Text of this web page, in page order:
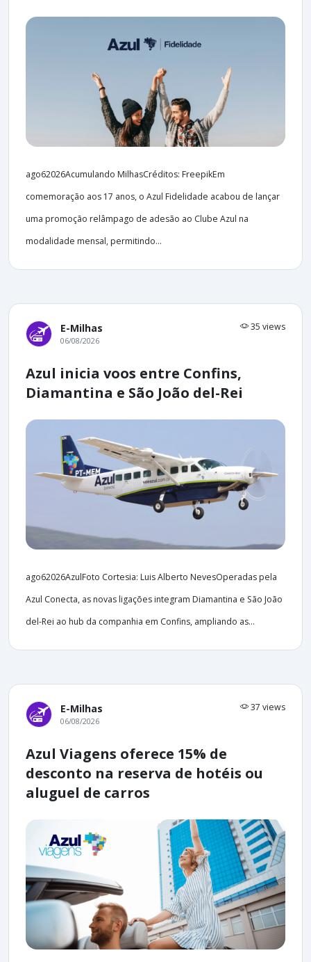
ago62026Acumulando MilhasCréditos: FreepikEm
comemoração aos 17 anos, o Azul Fidelidade acabou de lançar
uma promoção relâmpago de adesão ao Clube Azul na
modalidade mensal, permitindo...
E-Milhas 35 views
06/08/2026
Azul inicia voos entre Confins,
Diamantina e São João del-Rei
ago62026AzulFoto Cortesia: Luis Alberto NevesOperadas pela
Azul Conecta, as novas ligações integram Diamantina e São João
del-Rei ao hub da companhia em Confins, ampliando as...
E-Milhas 37 views
06/08/2026
Azul Viagens oferece 15% de
desconto na reserva de hotéis ou
aluguel de carros